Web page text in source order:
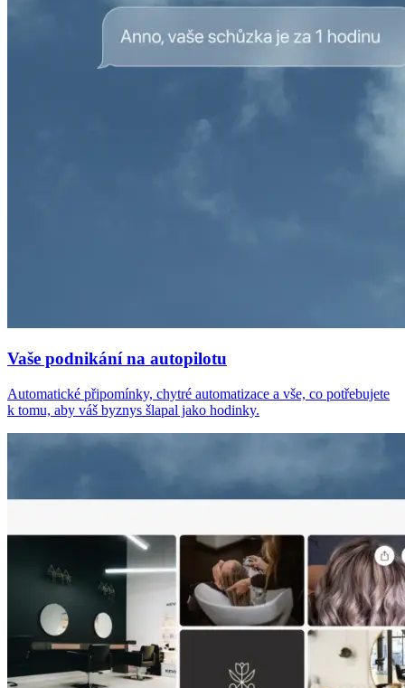
Vaše podnikání na autopilotu
Automatické připomínky, chytré automatizace a vše, co potřebujete
k tomu, aby váš byznys šlapal jako hodinky.